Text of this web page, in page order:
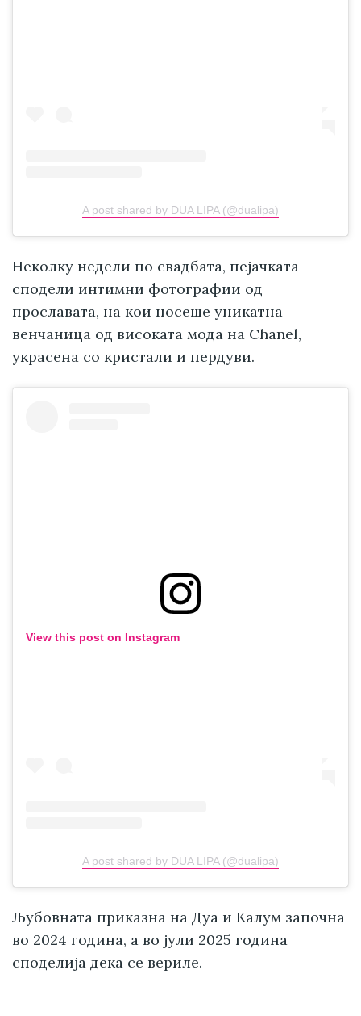
A post shared by DUA LIPA (@dualipa)
Неколку недели по свадбата, пејачката
сподели интимни фотографии од
прославата, на кои носеше уникатна
венчаница од високата мода на Chanel,
украсена со кристали и пердуви.
View this post on Instagram
A post shared by DUA LIPA (@dualipa)
Љубовната приказна на Дуа и Калум започна
во 2024 година, а во јули 2025 година
споделија дека се вериле.